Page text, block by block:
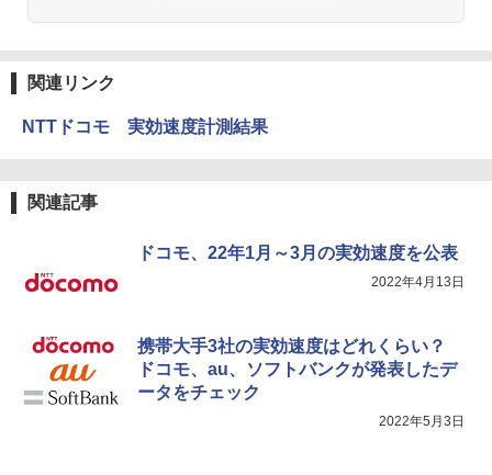
関連リンク
NTTドコモ 実効速度計測結果
関連記事
ドコモ、22年1月～3月の実効速度を公表
2022年4月13日
携帯大手3社の実効速度はどれくらい？
ドコモ、au、ソフトバンクが発表したデ
ータをチェック
2022年5月3日